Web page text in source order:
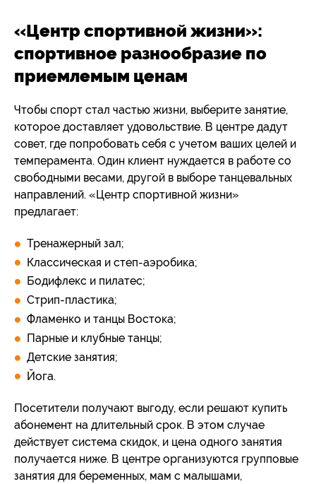
«Центр спортивной жизни»:
спортивное разнообразие по
приемлемым ценам
Чтобы спорт стал частью жизни, выберите занятие,
которое доставляет удовольствие. В центре дадут
совет, где попробовать себя с учетом ваших целей и
темперамента. Один клиент нуждается в работе со
свободными весами, другой в выборе танцевальных
направлений. «Центр спортивной жизни»
предлагает:
Тренажерный зал;
Классическая и степ-аэробика;
Бодифлекс и пилатес;
Стрип-пластика;
Фламенко и танцы Востока;
Парные и клубные танцы;
Детские занятия;
Йога.
Посетители получают выгоду, если решают купить
абонемент на длительный срок. В этом случае
действует система скидок, и цена одного занятия
получается ниже. В центре организуются групповые
занятия для беременных, мам с малышами,